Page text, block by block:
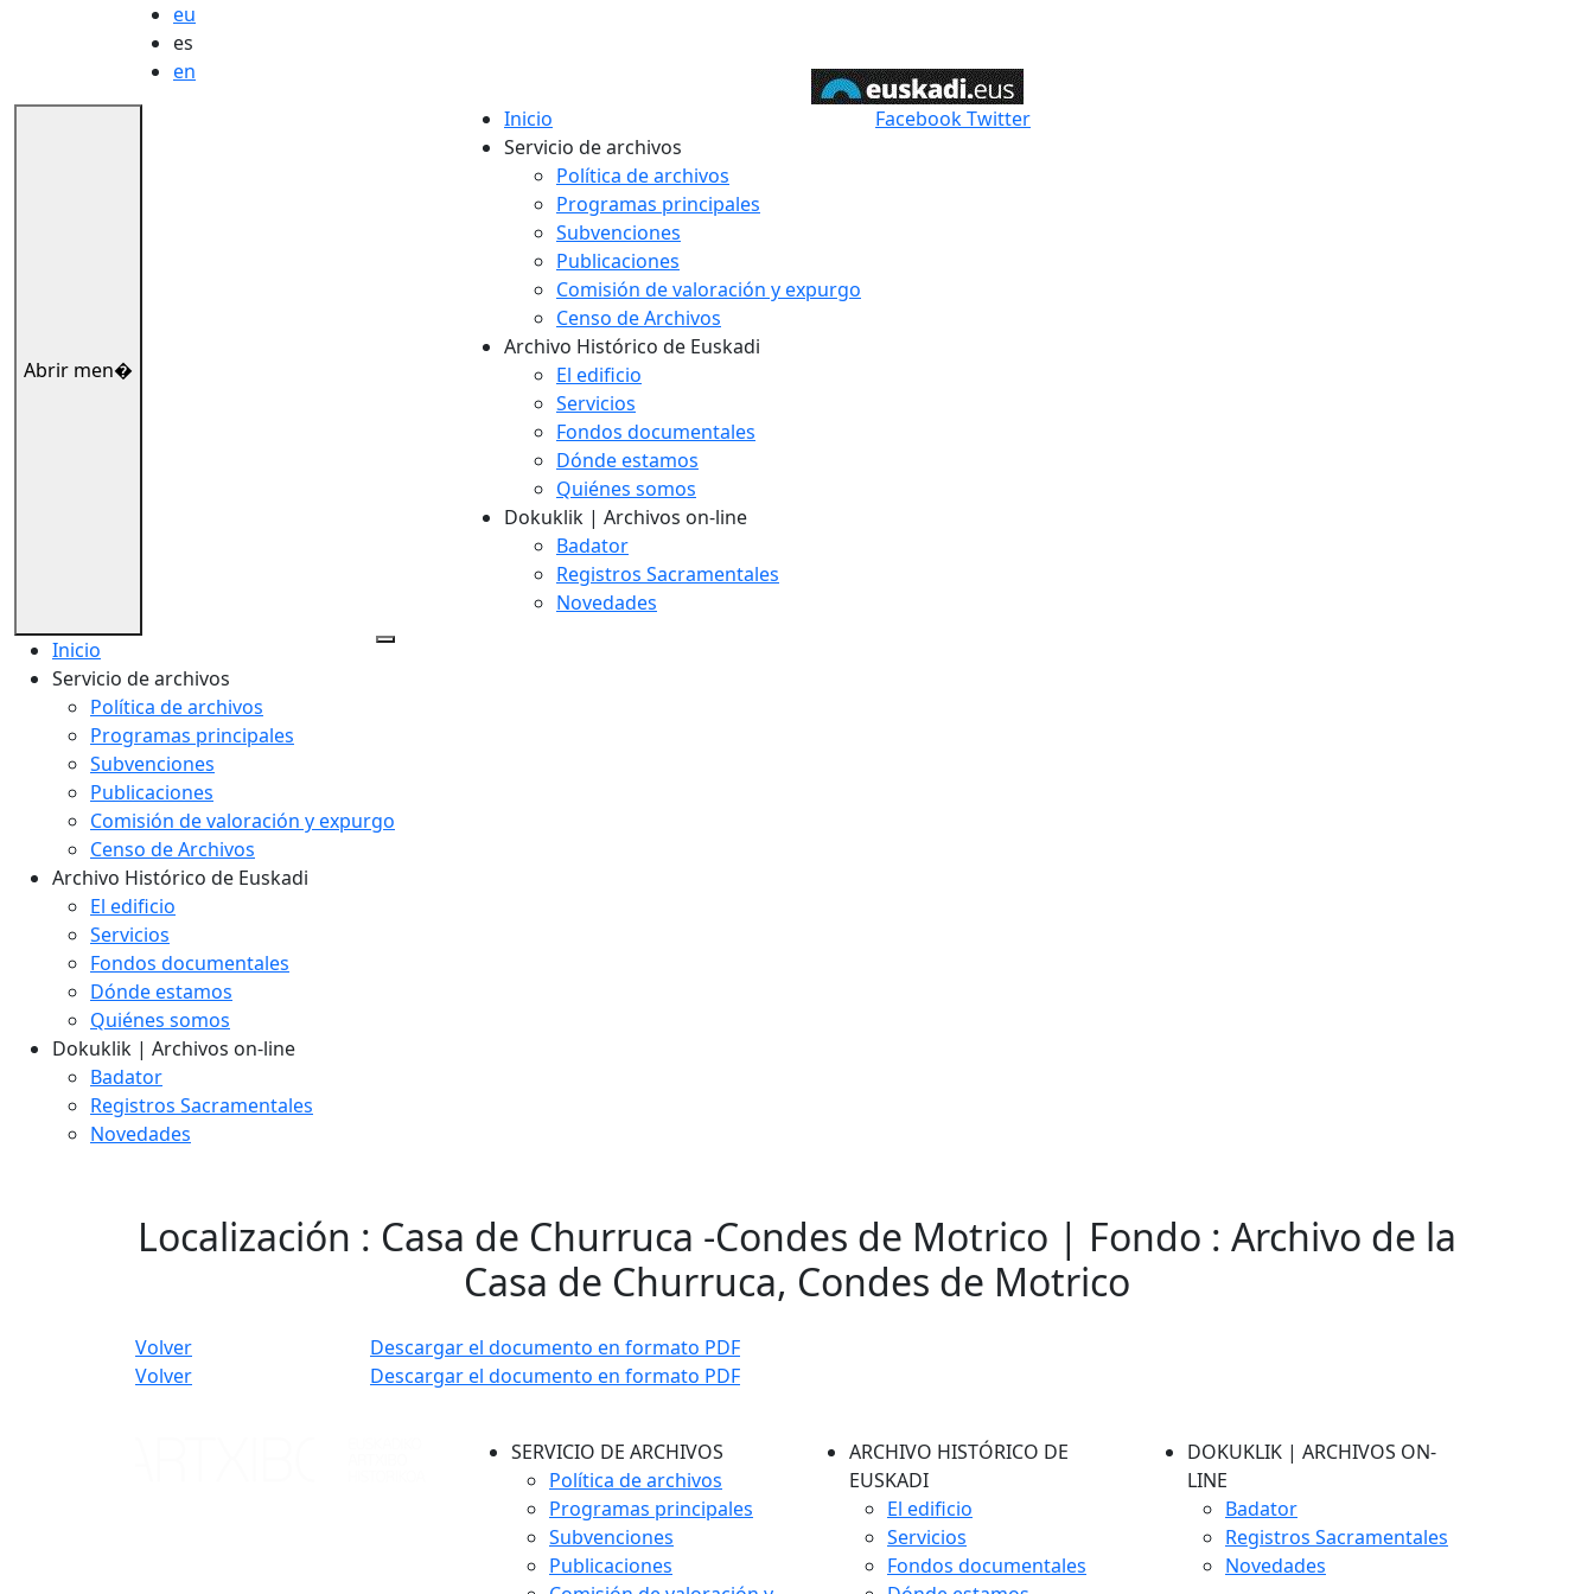
eu
es
en
Abrir men�
Inicio
Servicio de archivos
Política de archivos
Programas principales
Subvenciones
Publicaciones
Comisión de valoración y expurgo
Censo de Archivos
Archivo Histórico de Euskadi
El edificio
Servicios
Fondos documentales
Dónde estamos
Quiénes somos
Dokuklik | Archivos on-line
Badator
Registros Sacramentales
Novedades
FacebookTwitter
Inicio
Servicio de archivos
Política de archivos
Programas principales
Subvenciones
Publicaciones
Comisión de valoración y expurgo
Censo de Archivos
Archivo Histórico de Euskadi
El edificio
Servicios
Fondos documentales
Dónde estamos
Quiénes somos
Dokuklik | Archivos on-line
Badator
Registros Sacramentales
Novedades
Localización : Casa de Churruca -Condes de Motrico | Fondo : Archivo de la
Casa de Churruca, Condes de Motrico
Volver
Descargar el documento en formato PDF
Volver
Descargar el documento en formato PDF
SERVICIO DE ARCHIVOS
Política de archivos
Programas principales
Subvenciones
Publicaciones
ARCHIVO HISTÓRICO DE
EUSKADI
El edificio
Servicios
Fondos documentales
DOKUKLIK | ARCHIVOS ON-
LINE
Badator
Registros Sacramentales
Novedades